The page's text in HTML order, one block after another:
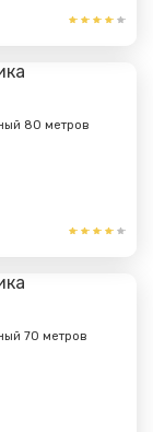
80 метров
70 метров